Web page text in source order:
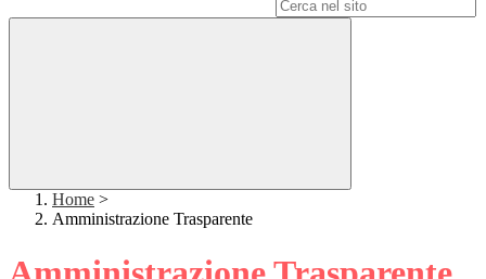
Home >
Amministrazione Trasparente